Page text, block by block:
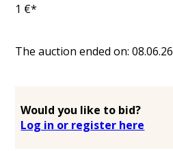
1 €*
The auction ended on:08.06.26
Would you like to bid?
Log in or register here